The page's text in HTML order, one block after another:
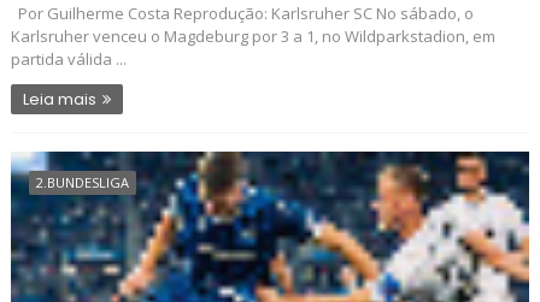
Por Guilherme Costa Reprodução: Karlsruher SC No sábado, o
Karlsruher venceu o Magdeburg por 3 a 1, no Wildparkstadion, em
partida válida ...
Leia mais
2.BUNDESLIGA